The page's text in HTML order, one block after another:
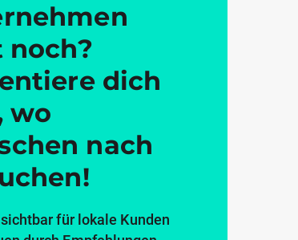
dich
wo
nach
für lokale Kunden